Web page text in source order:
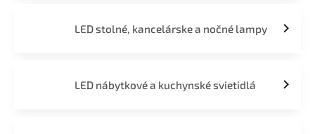
LED stolné, kancelárske a nočné lampy
LED nábytkové a kuchynské svietidlá